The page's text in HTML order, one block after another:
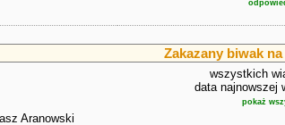
Zakazany biwak
wszystkich
data najnowszej
pokaż
Aranowski